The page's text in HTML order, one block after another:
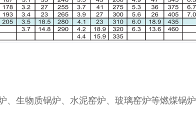
、生物质锅炉、水泥窑炉、玻璃窑炉等燃煤锅炉